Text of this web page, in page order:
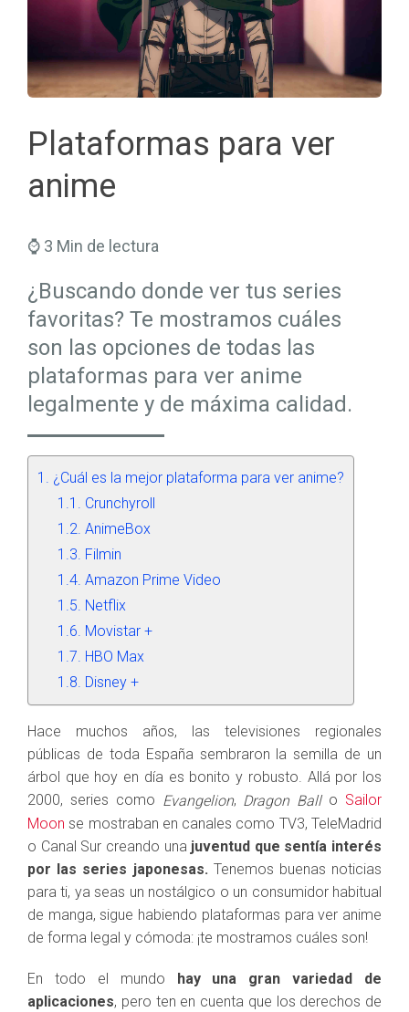
Seguros Salud
Planes de Futuro
Trabaja en Mapfre
Plataformas para ver
anime
⌚ 3 Min de lectura
¿Buscando donde ver tus series
favoritas? Te mostramos cuáles
son las opciones de todas las
plataformas para ver anime
legalmente y de máxima calidad.
¿Cuál es la mejor plataforma para ver anime?
Crunchyroll
AnimeBox
Filmin
Amazon Prime Video
Netflix
Movistar +
HBO Max
Disney +
Hace muchos años, las televisiones regionales
públicas de toda España sembraron la semilla de un
árbol que hoy en día es bonito y robusto. Allá por los
2000, series como Evangelion, Dragon Ballo Sailor
Moon se mostraban en canales como TV3, TeleMadrid
o Canal Sur creando una juventud que sentía interés
por las series japonesas. Tenemos buenas noticias
para ti, ya seas un nostálgico o un consumidor habitual
de manga, sigue habiendo plataformas para ver anime
de forma legal y cómoda: ¡te mostramos cuáles son!
En todo el mundo
hay una gran variedad de
aplicaciones, pero ten en cuenta que los derechos de